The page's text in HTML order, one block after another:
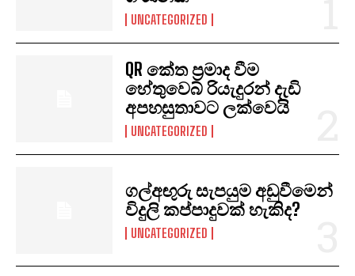
I've read and accept thePrivacy Policy.
UNCATEGORIZED
QR කේත ප්‍රමාද වීම
හේතුවෙබ් රියැදුරන් දැඩි
අපහසුතාවට ලක්වෙයි
UNCATEGORIZED
ගල්අඟුරු සැපයුම අඩුවීමෙන්
විදුලි කප්පාදුවක් හැකිද?
UNCATEGORIZED